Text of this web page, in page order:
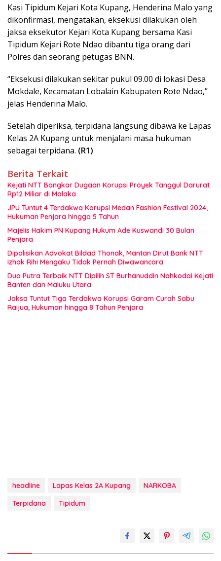
Kasi Tipidum Kejari Kota Kupang, Henderina Malo yang
dikonfirmasi, mengatakan, eksekusi dilakukan oleh
jaksa eksekutor Kejari Kota Kupang bersama Kasi
Tipidum Kejari Rote Ndao dibantu tiga orang dari
Polres dan seorang petugas BNN.
“Eksekusi dilakukan sekitar pukul 09.00 di lokasi Desa
Mokdale, Kecamatan Lobalain Kabupaten Rote Ndao,”
jelas Henderina Malo.
Setelah diperiksa, terpidana langsung dibawa ke Lapas
Kelas 2A Kupang untuk menjalani masa hukuman
sebagai terpidana. (R1)
Berita Terkait
Kejati NTT Bongkar Dugaan Korupsi Proyek Tanggul Darurat
Rp12 Miliar di Malaka
JPU Tuntut 4 Terdakwa Korupsi Medan Fashion Festival 2024,
Hukuman Penjara hingga 5 Tahun
Majelis Hakim PN Kupang Hukum Ade Kuswandi 30 Bulan
Penjara
Dipolisikan Advokat Bildad Thonak, Mantan Dirut Bank NTT
Izhak Rihi Mengaku Tidak Pernah Diwawancara
Dua Putra Terbaik NTT Dipilih ST Burhanuddin Nahkodai Kejati
Banten dan Maluku Utara
Jaksa Tuntut Tiga Terdakwa Korupsi Garam Curah Sabu
Raijua, Hukuman hingga 8 Tahun Penjara
headline Lapas Kelas 2A Kupang
NARKOBA
Terpidana
Tipidum